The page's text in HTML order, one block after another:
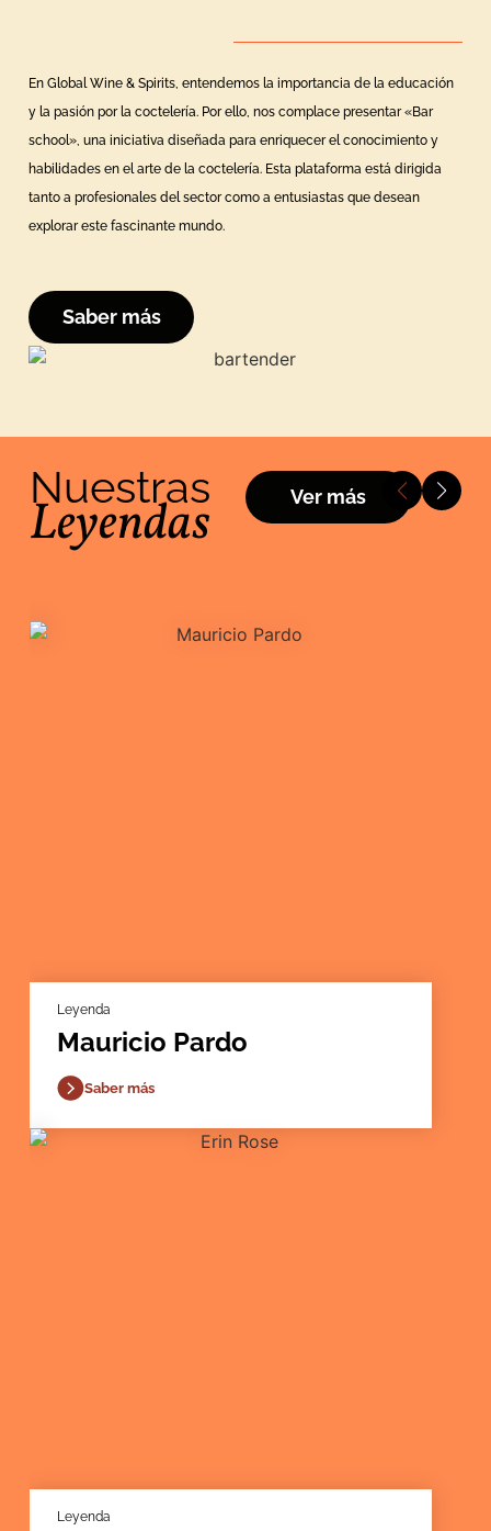
En Global Wine & Spirits, entendemos la importancia de la educación
y la pasión por la coctelería. Por ello, nos complace presentar «Bar
school», una iniciativa diseñada para enriquecer el conocimiento y
habilidades en el arte de la coctelería. Esta plataforma está dirigida
tanto a profesionales del sector como a entusiastas que desean
explorar este fascinante mundo.
Saber más
Nuestras
Leyendas Ver más
Leyenda
Mauricio Pardo
Saber más
Leyenda